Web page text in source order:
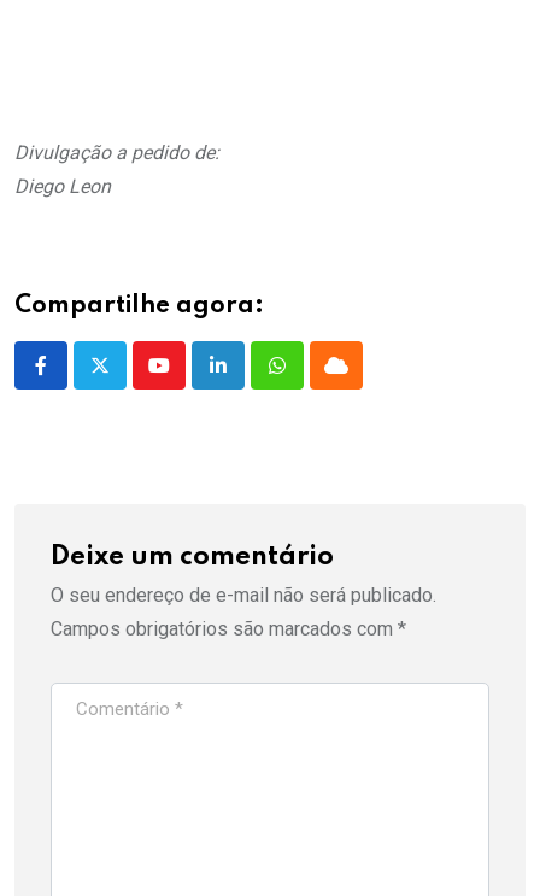
Divulgação a pedido de:
Diego Leon
Compartilhe agora:
YoutubeLinkedInWhatsappCloud
Deixe um comentário
O seu endereço de e-mail não será publicado.
Campos obrigatórios são marcados com *